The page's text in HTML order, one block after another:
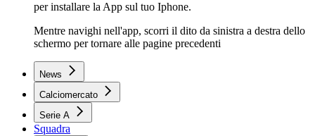
per installare la App sul tuo Iphone.
Mentre navighi nell'app, scorri il dito da sinistra a destra dello
schermo per tornare alle pagine precedenti
News
Calciomercato
Serie A
Squadra